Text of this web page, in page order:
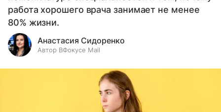
работа хорошего врача занимает не менее
80% жизни.
Анастасия Сидоренко
Автор ВФокусе Mail